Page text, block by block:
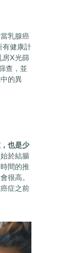
當乳腺癌
有健康計
房X光篩
查，並
的異
也是少
始於結腸
間的推
很高。
症之前